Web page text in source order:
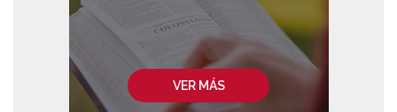
VER MÁS